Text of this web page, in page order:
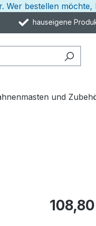
bestellen
hauseigene
und